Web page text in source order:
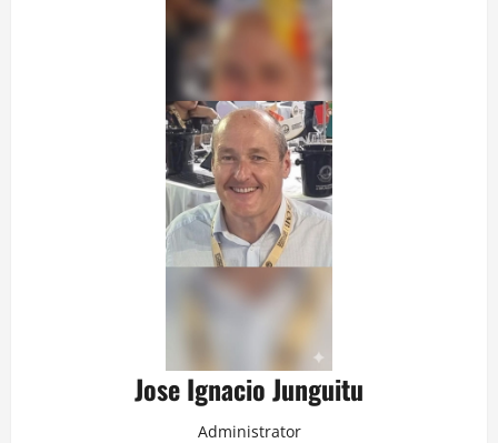
Jose Ignacio Junguitu
Administrator